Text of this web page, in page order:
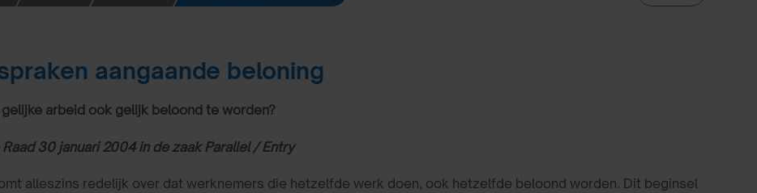
aangaande beloning
arbeid ook gelijk beloond te worden?
Raad 30 januari 2004 in de zaak Parallel / Entry
alleszins redelijk over dat werknemers die hetzelfde werk doen, ook hetzelfde beloond worden. Dit beginsel